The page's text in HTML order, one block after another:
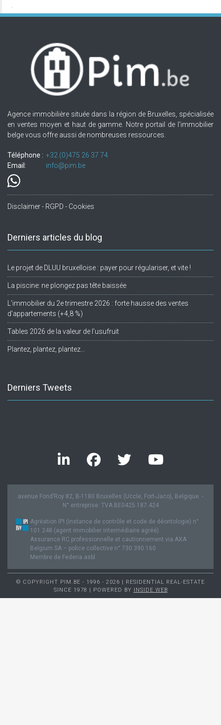
Agence immobilière située dans la région de Bruxelles, spécialisée
en ventes moyen et haut de gamme. Notre portail de l'immobilier
belge vous offre aussi de nombreuses ressources.
Téléphone : +32.(0)475 26 37 74
Email:
info@pim.be
Disclaimer - RGPD - Cookies
Derniers articles du blog
Le projet de DLUU bruxelloise : payer pour régulariser, et vite !
La piscine: ne plongez pas tête baissée
L’immobilier du 2e trimestre 2026 : forte hausse des ventes
d’appartements (+4,8 %)
Tables 2026 de la valeur de l’usufruit
Plantez, plantez, plantez…
Derniers Tweets
avenue Fond’Roy 82, B-1180 Bruxelles (Uccle, Fort-Jaco), Belgique. -
N° entreprise: TVA BE0425.187.424
Agréation IPI (instance de contrôle et code de déontologie) n°
101.248 (agent immobilier intermédiaire agréé).
Assurance RC professionnelle et cautionnement via AXA
Belgium SA – police collective n° 730.390.160
Membre de Federia asbl
© COPYRIGHT PIM.BE - 1996 - 2026 | RESIDENTIAL REAL-ESTATE
SINCE 1978 | POWERED BY INSIDE WEB